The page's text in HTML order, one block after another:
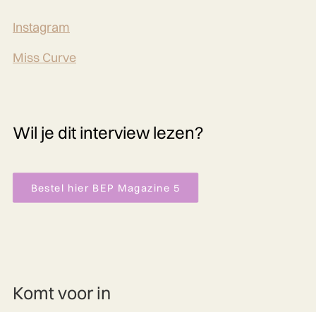
Instagram
Miss Curve
Wil je dit interview lezen?
Bestel hier BEP Magazine 5
Komt voor in